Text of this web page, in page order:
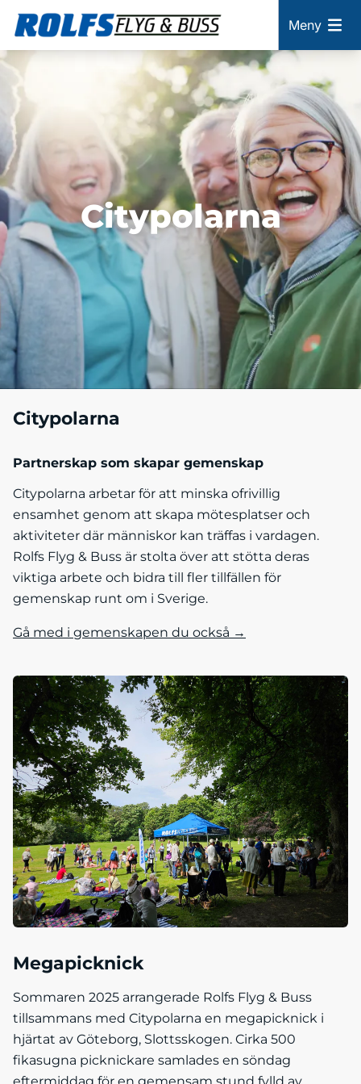
Meny
Citypolarna
Citypolarna
Partnerskap som skapar gemenskap
Citypolarna arbetar för att minska ofrivillig
ensamhet genom att skapa mötesplatser och
aktiviteter där människor kan träffas i vardagen.
Rolfs Flyg & Buss är stolta över att stötta deras
viktiga arbete och bidra till fler tillfällen för
gemenskap runt om i Sverige.
Gå med i gemenskapen du också →
Megapicknick
Sommaren 2025 arrangerade Rolfs Flyg & Buss
tillsammans med Citypolarna en megapicknick i
hjärtat av Göteborg, Slottsskogen. Cirka 500
fikasugna picknickare samlades en söndag